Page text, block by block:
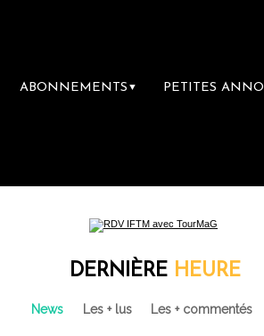
ABONNEMENTS ▼ PETITES
DERNIÈRE HEURE
News Les + lus Les + commentés